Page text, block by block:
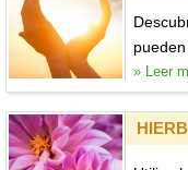
» Leer